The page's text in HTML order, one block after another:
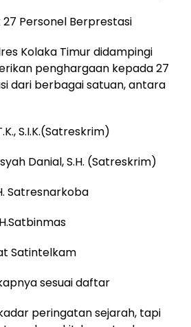
Personel Berprestasi
Kolaka Timur didampingi
penghargaan kepada 27
dari berbagai satuan, antara
S.I.K.(Satreskrim)
Danial, S.H. (Satreskrim)
Satresnarkoba
Satintelkam
sesuai daftar
peringatan sejarah, tapi